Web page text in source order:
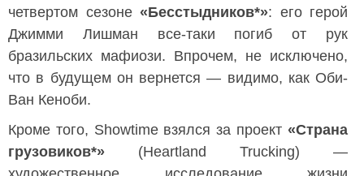
четвертом сезоне «Бесстыдников*»: его герой
Джимми Лишман все-таки погиб от рук
бразильских мафиози. Впрочем, не исключено,
что в будущем он вернется — видимо, как Оби-
Ван Кеноби.
Кроме того, Showtime взялся за проект «Страна
грузовиков*» (Heartland Trucking) —